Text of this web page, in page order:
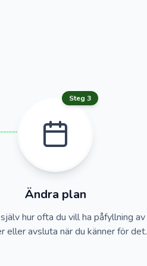
Steg 3
Ändra plan
hur ofta du vill ha påfyllning av
eller avsluta när du känner för det.